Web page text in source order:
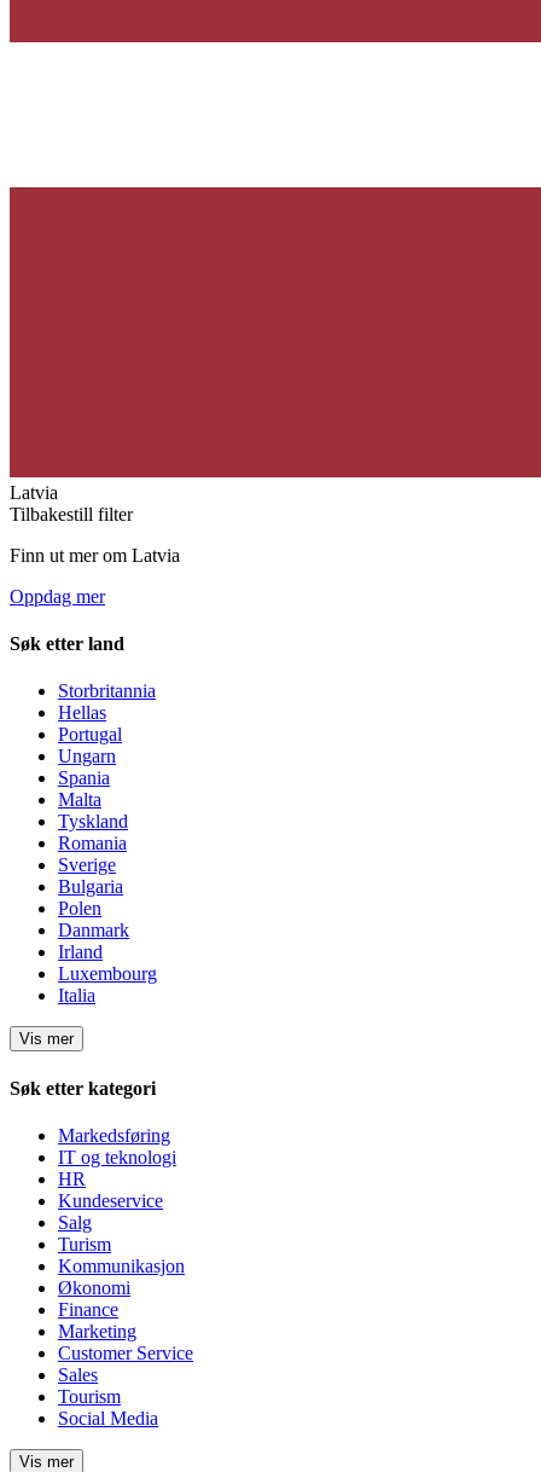
Latvia
Tilbakestill filter
Finn ut mer om Latvia
Oppdag mer
Søk etter land
Storbritannia
Hellas
Portugal
Ungarn
Spania
Malta
Tyskland
Romania
Sverige
Bulgaria
Polen
Danmark
Irland
Luxembourg
Italia
Vis mer
Søk etter kategori
Markedsføring
IT og teknologi
HR
Kundeservice
Salg
Turism
Kommunikasjon
Økonomi
Finance
Marketing
Customer Service
Sales
Tourism
Social Media
Vis mer